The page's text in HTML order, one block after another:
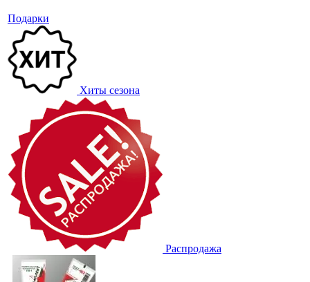
Подарки
Хиты сезона
Распродажа